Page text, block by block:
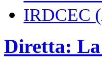
IRDCEC
Diretta: